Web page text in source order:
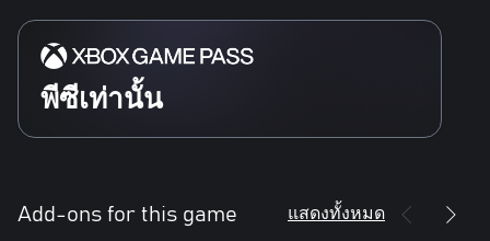
ปรับแต่งรถ พิชิตสนามแข่ง
ปรับแต่งรถแล้วเล่นอวดสไตล์ให้คู่แข่งเห็น ด้วยสี ล้อ ยาง หรือตัวรถ
ที่ไม่เหมือนใคร!
_____________________________________________
โปรดทราบว่าเกมนี้มีการซื้อสินค้าภายในแอป รวมถึงไอเท็มสุ่มที่ซื้อ
เยี่ยมชมเว็บไซต์ทางการของเราได้ที่ http://gmlft.co/website_TH
ดูบล็อกใหม่ได้ที่ http://gmlft.co/central
พีซีเท่านั้น
Add-ons for this game แสดงทั้งหมด